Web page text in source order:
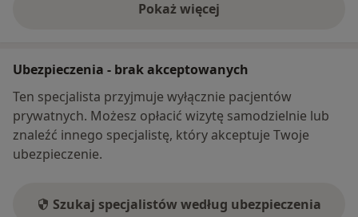
Pokaż więcej
o adresie
Ubezpieczenia - brak akceptowanych
Ten specjalista przyjmuje wyłącznie pacjentów
prywatnych. Możesz opłacić wizytę samodzielnie lub
znaleźć innego specjalistę, który akceptuje Twoje
ubezpieczenie.
Szukaj specjalistów według ubezpieczenia